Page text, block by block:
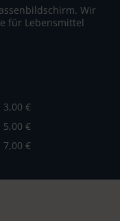
Wir
für Lebensmittel
€
€
€